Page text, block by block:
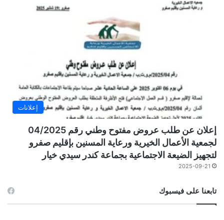
إعلانات
إعلان عن طلب عروض مفتوح وطني رقم 04/2025
لجمعية الأعمال الخيرية ورعاية المسنين بإقليم صفرو
لتجهيز الضيعة الاجتماعية بجماعة كندر سيدي خيار
2025-09-21
تابعنا على فيسبوك